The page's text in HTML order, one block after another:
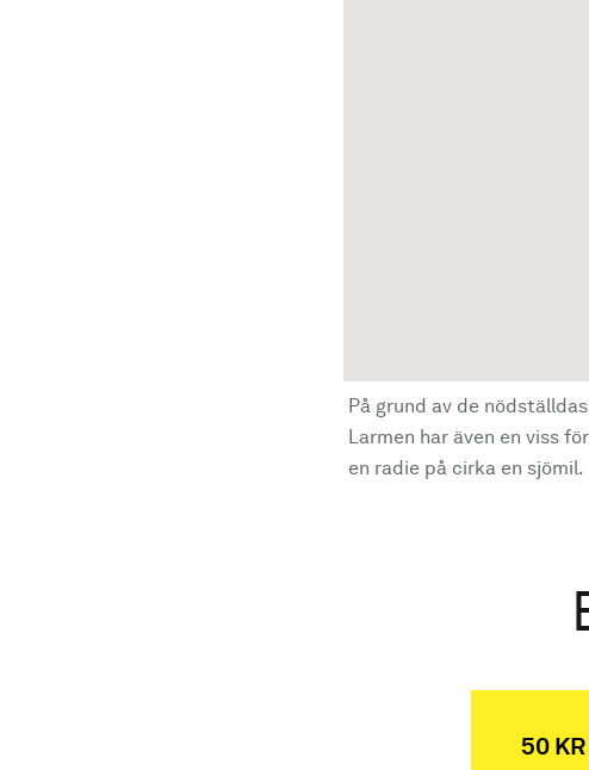
På grund av de
Larmen har även en viss
en radie på cirka en sjömil.
50 KR